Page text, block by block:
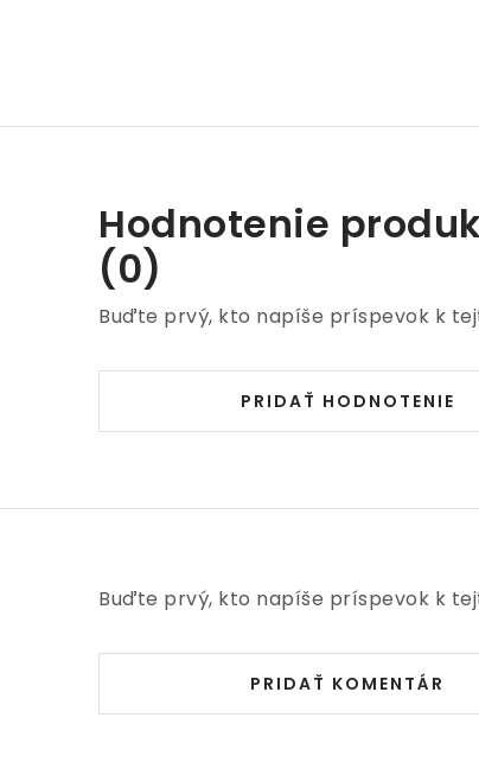
Hodnotenie
(0)
Buďte prvý, kto napíše príspevok k
PRIDAŤ HODNOTENIE
Buďte prvý, kto napíše príspevok k
PRIDAŤ KOMENTÁR